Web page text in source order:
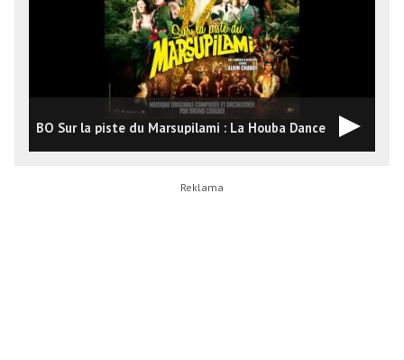
BO Sur la piste du Marsupilami : La Houba Dance